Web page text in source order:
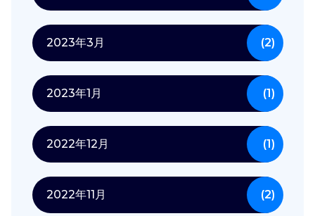
2023年3月 (2)
2023年1月 (1)
2022年12月 (1)
2022年11月 (2)